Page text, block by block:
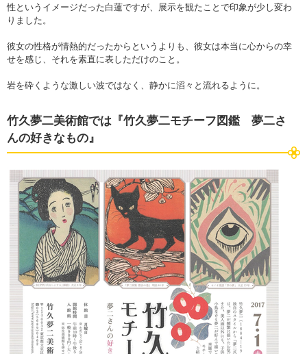
性というイメージだった白蓮ですが、展示を観たことで印象が少し変わ
りました。
彼女の性格が情熱的だったからというよりも、彼女は本当に心からの幸
せを感じ、それを素直に表しただけのこと。
岩を砕くような激しい波ではなく、静かに滔々と流れるように。
竹久夢二美術館では『竹久夢二モチーフ図鑑 夢二さ
んの好きなもの』